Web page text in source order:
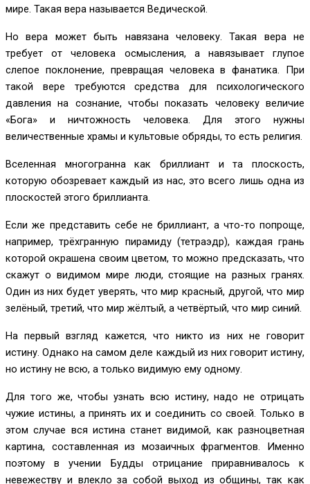
мире. Такая вера называется Ведической.
Но вера может быть навязана человеку. Такая вера не
требует от человека осмысления, а навязывает глупое
слепое поклонение, превращая человека в фанатика. При
такой вере требуются средства для психологического
давления на сознание, чтобы показать человеку величие
«Бога» и ничтожность человека. Для этого нужны
величественные храмы и культовые обряды, то есть религия.
Вселенная многогранна как бриллиант и та плоскость,
которую обозревает каждый из нас, это всего лишь одна из
плоскостей этого бриллианта.
Если же представить себе не бриллиант, а что-то попроще,
например, трёхгранную пирамиду (тетраэдр), каждая грань
которой окрашена своим цветом, то можно предсказать, что
скажут о видимом мире люди, стоящие на разных гранях.
Один из них будет уверять, что мир красный, другой, что мир
зелёный, третий, что мир жёлтый, а четвёртый, что мир синий.
На первый взгляд кажется, что никто из них не говорит
истину. Однако на самом деле каждый из них говорит истину,
но истину не всю, а только видимую ему одному.
Для того же, чтобы узнать всю истину, надо не отрицать
чужие истины, а принять их и соединить со своей. Только в
этом случае вся истина станет видимой, как разноцветная
картина, составленная из мозаичных фрагментов. Именно
поэтому в учении Будды отрицание приравнивалось к
невежеству и влекло за собой выход из общины, так как